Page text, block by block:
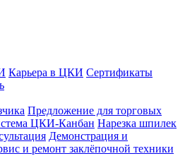
Карьера в ЦКИ Сертификаты
Предложение для торговых
ЦКИ-Канбан Нарезка шпилек
Демонстрация и
и ремонт заклёпочной техники